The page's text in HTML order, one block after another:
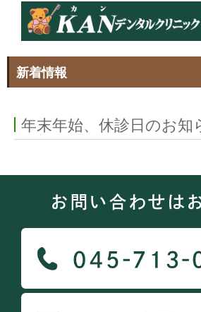
新着情報
年末年始、休診日のお知
お問い合わせは